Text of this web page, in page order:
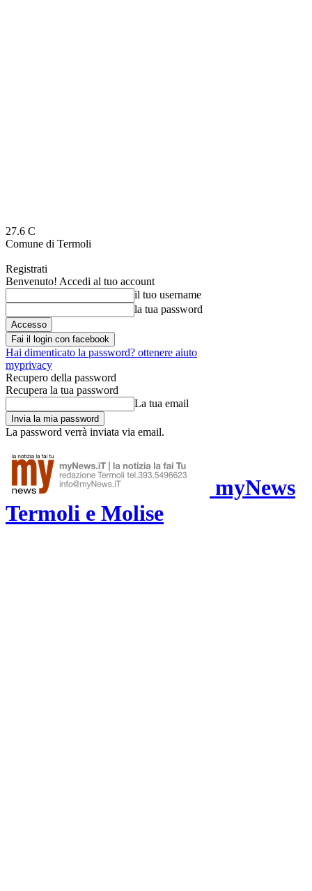
27.6 C
Comune di Termoli
Registrati
Benvenuto! Accedi al tuo account
il tuo username
la tua password
Fai il login con facebook
Hai dimenticato la password? ottenere aiuto
myprivacy
Recupero della password
Recupera la tua password
La tua email
La password verrà inviata via email.
myNews
Termoli e Molise